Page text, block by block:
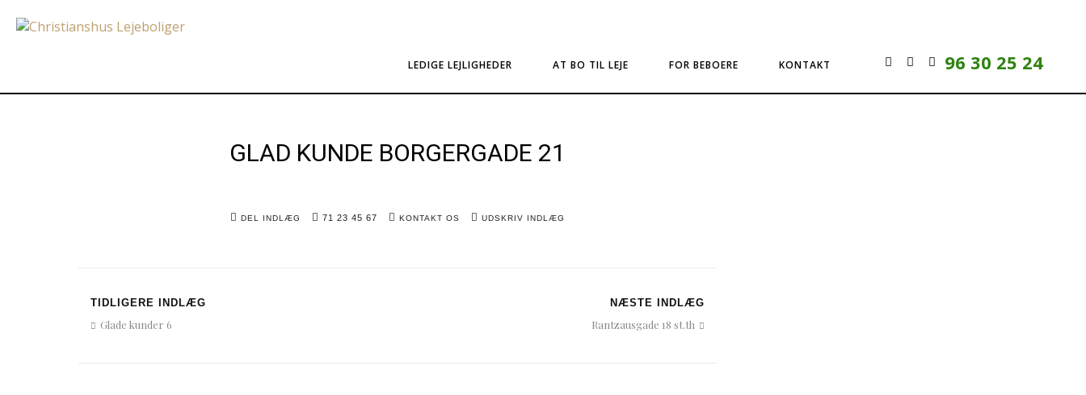
LEDIGE LEJLIGHEDER AT BO TIL LEJE FOR BEBOERE KONTAKT 96 30 25 24
GLAD KUNDE BORGERGADE 21
DEL INDLÆG 71 23 45 67 KONTAKT OS UDSKRIV INDLÆG
TIDLIGERE INDLÆG
Glade kunder 6
NÆSTE INDLÆG
Rantzausgade 18 st.th